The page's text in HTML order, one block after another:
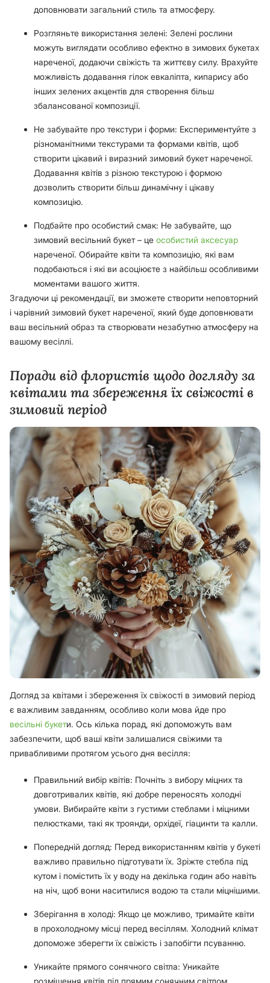
доповнювати загальний стиль та атмосферу.
Розгляньте використання зелені: Зелені рослини
можуть виглядати особливо ефектно в зимових букетах
нареченої, додаючи свіжість та життєву силу. Врахуйте
можливість додавання гілок евкаліпта, кипарису або
інших зелених акцентів для створення більш
збалансованої композиції.
Не забувайте про текстури і форми: Експериментуйте з
різноманітними текстурами та формами квітів, щоб
створити цікавий і виразний зимовий букет нареченої.
Додавання квітів з різною текстурою і формою
дозволить створити більш динамічну і цікаву
композицію.
Подбайте про особистий смак: Не забувайте, що
зимовий весільний букет – це особистий аксесуар
нареченої. Обирайте квіти та композицію, які вам
подобаються і які ви асоціюєте з найбільш особливими
моментами вашого життя.
Згадуючи ці рекомендації, ви зможете створити неповторний
і чарівний зимовий букет нареченої, який буде доповнювати
ваш весільний образ та створювати незабутню атмосферу на
вашому весіллі.
Поради від флористів щодо догляду за
квітами та збереження їх свіжості в
зимовий період
Догляд за квітами і збереження їх свіжості в зимовий період
є важливим завданням, особливо коли мова йде про
весільні букети. Ось кілька порад, які допоможуть вам
забезпечити, щоб ваші квіти залишалися свіжими та
привабливими протягом усього дня весілля:
Правильний вибір квітів: Почніть з вибору міцних та
довготривалих квітів, які добре переносять холодні
умови. Вибирайте квіти з густими стеблами і міцними
пелюстками, такі як троянди, орхідеї, гіацинти та калли.
Попередній догляд: Перед використанням квітів у букеті
важливо правильно підготувати їх. Зріжте стебла під
кутом і помістить їх у воду на декілька годин або навіть
на ніч, щоб вони наситилися водою та стали міцнішими.
Зберігання в холоді: Якщо це можливо, тримайте квіти
в прохолодному місці перед весіллям. Холодний клімат
допоможе зберегти їх свіжість і запобігти псуванню.
Уникайте прямого сонячного світла: Уникайте
розміщення квітів під прямим сонячним світлом,